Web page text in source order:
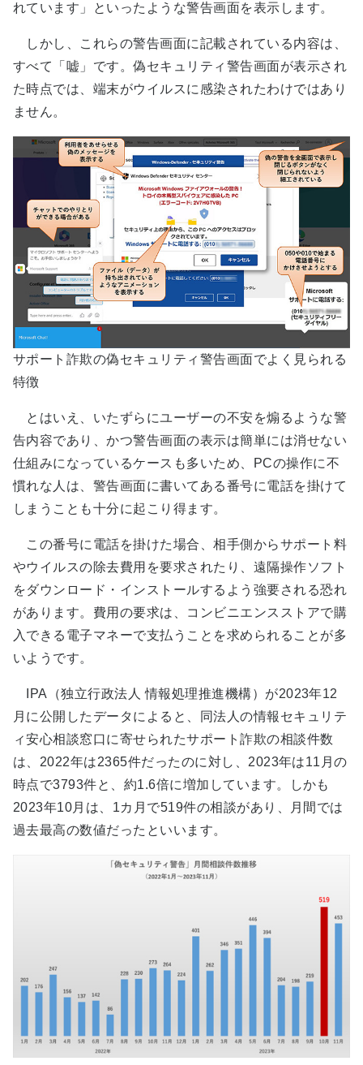
れています」といったような警告画面を表示します。
しかし、これらの警告画面に記載されている内容は、
すべて「嘘」です。偽セキュリティ警告画面が表示され
た時点では、端末がウイルスに感染されたわけではあり
ません。
サポート詐欺の偽セキュリティ警告画面でよく見られる
特徴
とはいえ、いたずらにユーザーの不安を煽るような警
告内容であり、かつ警告画面の表示は簡単には消せない
仕組みになっているケースも多いため、PCの操作に不
慣れな人は、警告画面に書いてある番号に電話を掛けて
しまうことも十分に起こり得ます。
この番号に電話を掛けた場合、相手側からサポート料
やウイルスの除去費用を要求されたり、遠隔操作ソフト
をダウンロード・インストールするよう強要される恐れ
があります。費用の要求は、コンビニエンスストアで購
入できる電子マネーで支払うことを求められることが多
いようです。
IPA（独立行政法人 情報処理推進機構）が2023年12
月に公開したデータによると、同法人の情報セキュリテ
ィ安心相談窓口に寄せられたサポート詐欺の相談件数
は、2022年は2365件だったのに対し、2023年は11月の
時点で3793件と、約1.6倍に増加しています。しかも
2023年10月は、1カ月で519件の相談があり、月間では
過去最高の数値だったといいます。